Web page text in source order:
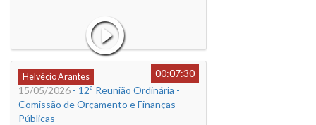
Helvécio Arantes
00:07:30
15/05/2026 - 12ª Reunião Ordinária -
Comissão de Orçamento e Finanças
Públicas